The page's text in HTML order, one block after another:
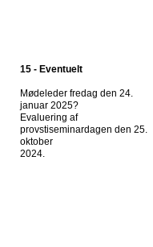
15 - Eventuelt
Mødeleder fredag den 24.
januar 2025?
Evaluering af
provstiseminardagen den 25.
oktober
2024.